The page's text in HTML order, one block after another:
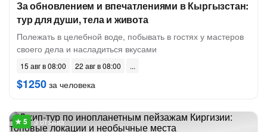
За обновлением и впечатлениями в Кыргызстан:
тур для души, тела и живота
Полежать в целебной воде, побывать в гостях у мастеров
своего дела и насладиться вкусами
15 авг в 08:00 22 авг в 08:00
$1250 за человека
3 отзыва